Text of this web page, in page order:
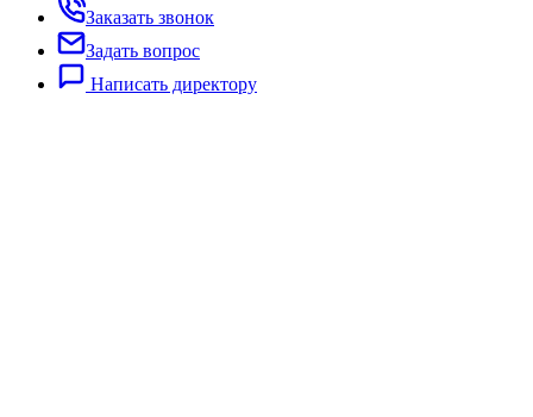
Заказать звонок
Задать вопрос
Написать директору